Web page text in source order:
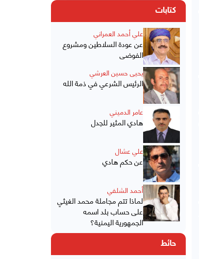
كتابات
علي أحمد العمراني
عن عودة السلاطين ومشروع
الفوضى
يحيى حسين العرشي
الرئيس الشرعي في ذمة الله
عامر الدميني
هادي المثير للجدل
علي عشال
عن حكم هادي
أحمد الشلفي
لماذا تتم مجاملة محمد الغيثي
على حساب بلد اسمه
الجمهورية اليمنية؟
حائط